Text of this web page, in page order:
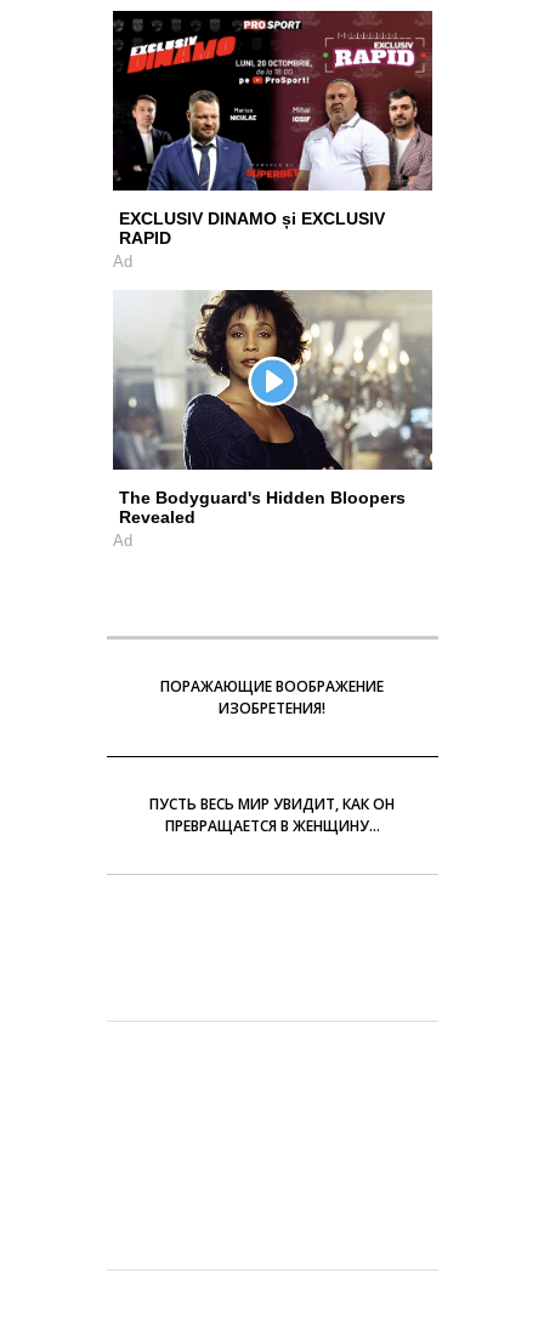
EXCLUSIV DINAMO și EXCLUSIV
RAPID
Ad
The Bodyguard's Hidden Bloopers
Revealed
Ad
ПОРАЖАЮЩИЕ ВООБРАЖЕНИЕ
ИЗОБРЕТЕНИЯ!
ПУСТЬ ВЕСЬ МИР УВИДИТ, КАК ОН
ПРЕВРАЩАЕТСЯ В ЖЕНЩИНУ…